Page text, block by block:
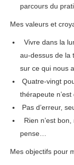
parcours du
Mes valeurs et
Vivre dans la
au-dessus de la
sur ce qui nous
Quatre-vingt
thérapeute
Pas d’erreur,
Rien n’est
pense…
Mes objectifs pour